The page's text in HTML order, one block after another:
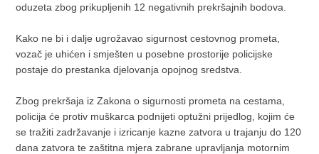
oduzeta zbog prikupljenih 12 negativnih prekršajnih bodova.
Kako ne bi i dalje ugrožavao sigurnost cestovnog prometa,
vozač je uhićen i smješten u posebne prostorije policijske
postaje do prestanka djelovanja opojnog sredstva.
Zbog prekršaja iz Zakona o sigurnosti prometa na cestama,
policija će protiv muškarca podnijeti optužni prijedlog, kojim će
se tražiti zadržavanje i izricanje kazne zatvora u trajanju do 120
dana zatvora te zaštitna mjera zabrane upravljanja motornim